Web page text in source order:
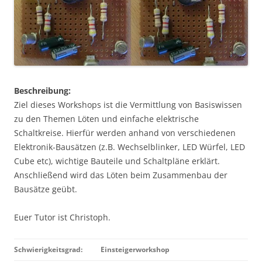
Beschreibung:
Ziel dieses Workshops ist die Vermittlung von Basiswissen
zu den Themen Löten und einfache elektrische
Schaltkreise. Hierfür werden anhand von verschiedenen
Elektronik-Bausätzen (z.B. Wechselblinker, LED Würfel, LED
Cube etc), wichtige Bauteile und Schaltpläne erklärt.
Anschließend wird das Löten beim Zusammenbau der
Bausätze geübt.
Euer Tutor ist Christoph.
Schwierigkeitsgrad: Einsteigerworkshop